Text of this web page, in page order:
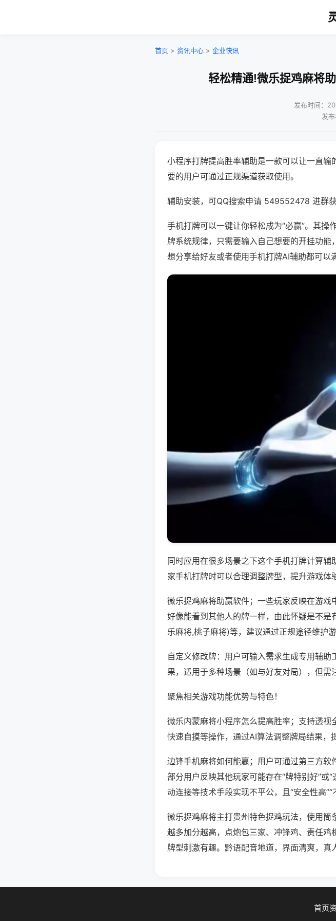
首页 > 资讯中心 > 企业快讯
轻松精通!微乐捉鸡麻将
发布时间：
发
小程序打牌提高胜率辅助是一款可以让一直输
要的用户可通过正规渠道获取使用。
辅助安装，可QQ搜索申请 549552478 进群
手机打牌可以一键让你轻松成为“必赢”。其
牌系统规律，只需要输入自己想要的开挂功
想分享给好友或者使用手机打牌AI辅助都可以
同时应用在很多场景之下这个手机打牌计算
家手机打牌时可以合理调整牌型，提升游戏体
微乐捉鸡麻将助赢软件；一些玩家反映在游
好像能看到其他人的牌一样，由此怀疑是不
乐麻将,桃子麻将)等，建议通过正规途径维护游
自定义修改牌：用户可输入需求生成专用辅
果，适用于多种场景（如与好友对局），但需
聚焦相关游戏功能优势与特色！
微乐内蒙麻将小程序怎么提高胜率；支持透
快速自摸等操作，通过AI算法调整牌局结果，
边锋手机麻将如何能赢；用户可通过第三方软
部分用户反映其他玩家可能存在“牌特别好”或
动连接等技术手段实现不平公，且“安全性高”“
微乐捉鸡麻将主打贵州特色捉鸡玩法，使用
越多加分越高，点炮包三家、冲锋鸡、责任
牌型刺激有趣。黔语配音地道，界面清爽，真
首页